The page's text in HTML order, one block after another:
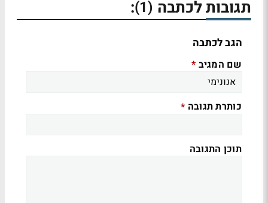
תגובות לכתבה (1)
:
הגב לכתבה
שם המגיב *
כותרת תגובה *
תוכן התגובה